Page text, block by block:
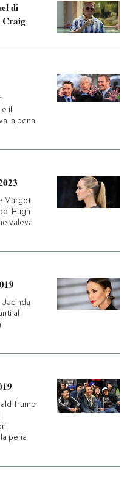
di
Craig
il
la pena
Margot
Hugh
valeva
Jacinda
al
Trump
pena